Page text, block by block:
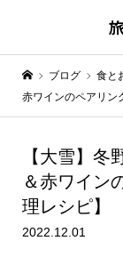
ブログ 食と
赤ワインのペアリン
【大雪】冬
＆赤ワイン
理レシピ】
2022.12.01